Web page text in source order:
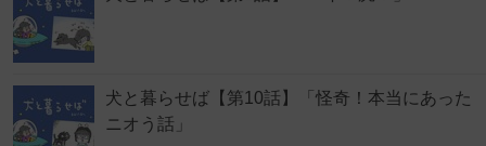
犬と暮らせば【第10話】「怪奇！本当にあった
ニオう話」